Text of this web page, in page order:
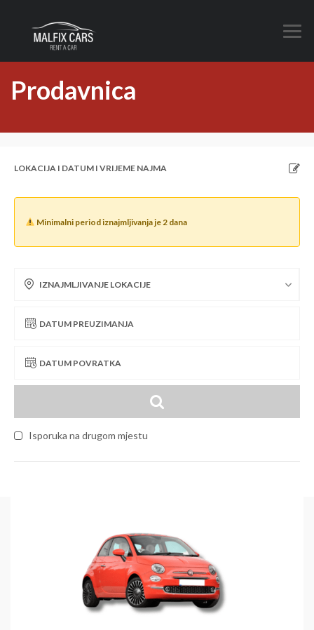
Prodavnica
LOKACIJA I DATUM I VRIJEME NAJMA
Minimalni period iznajmljivanja je 2 dana
IZNAJMLJIVANJE LOKACIJE
DATUM PREUZIMANJA
DATUM POVRATKA
Isporuka na drugom mjestu